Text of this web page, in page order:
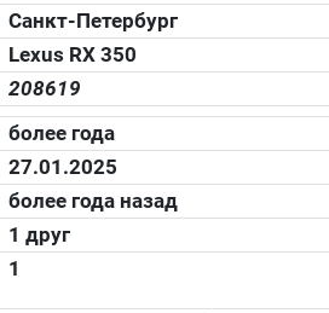
Санкт-Петербург
Lexus RX 350
208619
более года
27.01.2025
более года назад
1 друг
1